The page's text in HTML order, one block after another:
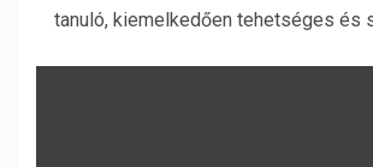
tanuló, kiemelkedően tehetséges és